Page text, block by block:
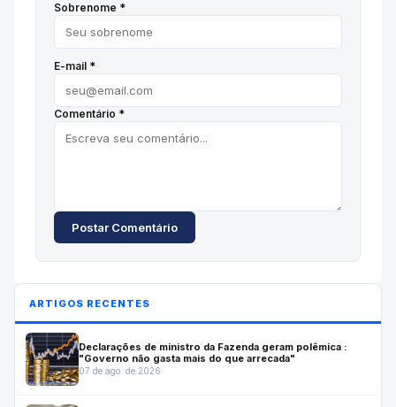
Sobrenome *
E-mail *
Comentário *
Postar Comentário
ARTIGOS RECENTES
Declarações de ministro da Fazenda geram polêmica :
"Governo não gasta mais do que arrecada"
07 de ago. de 2026